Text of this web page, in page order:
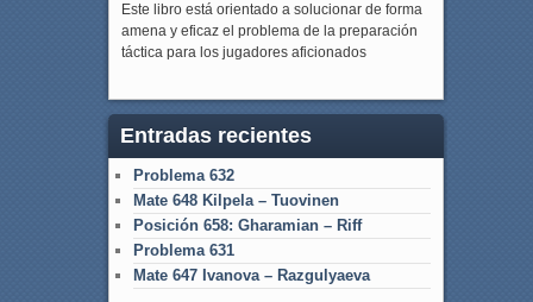
Este libro está orientado a solucionar de forma
amena y eficaz el problema de la preparación
táctica para los jugadores aficionados
Entradas recientes
Problema 632
Mate 648 Kilpela – Tuovinen
Posición 658: Gharamian – Riff
Problema 631
Mate 647 Ivanova – Razgulyaeva